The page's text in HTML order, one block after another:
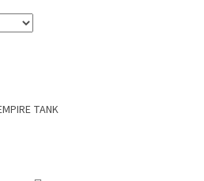
TANK